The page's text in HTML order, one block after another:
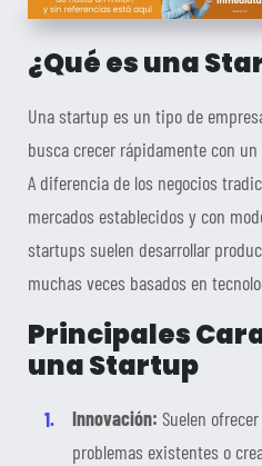
¿Qué es una
Una startup es un tipo de
busca crecer rápidamente con
A diferencia de los negocios
mercados establecidos y con
startups suelen desarrollar
muchas veces basados en
Principales
una Startup
Innovación: Suelen
problemas existentes o